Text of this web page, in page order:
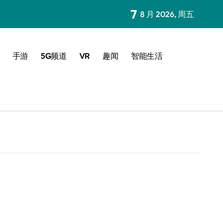
7 8 月 2026, 周五
手游 5G频道 VR 趣闻 智能生活